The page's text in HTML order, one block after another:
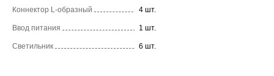
Коннектор L-образный 4 шт.
Ввод питания 1 шт.
Светильник 6 шт.